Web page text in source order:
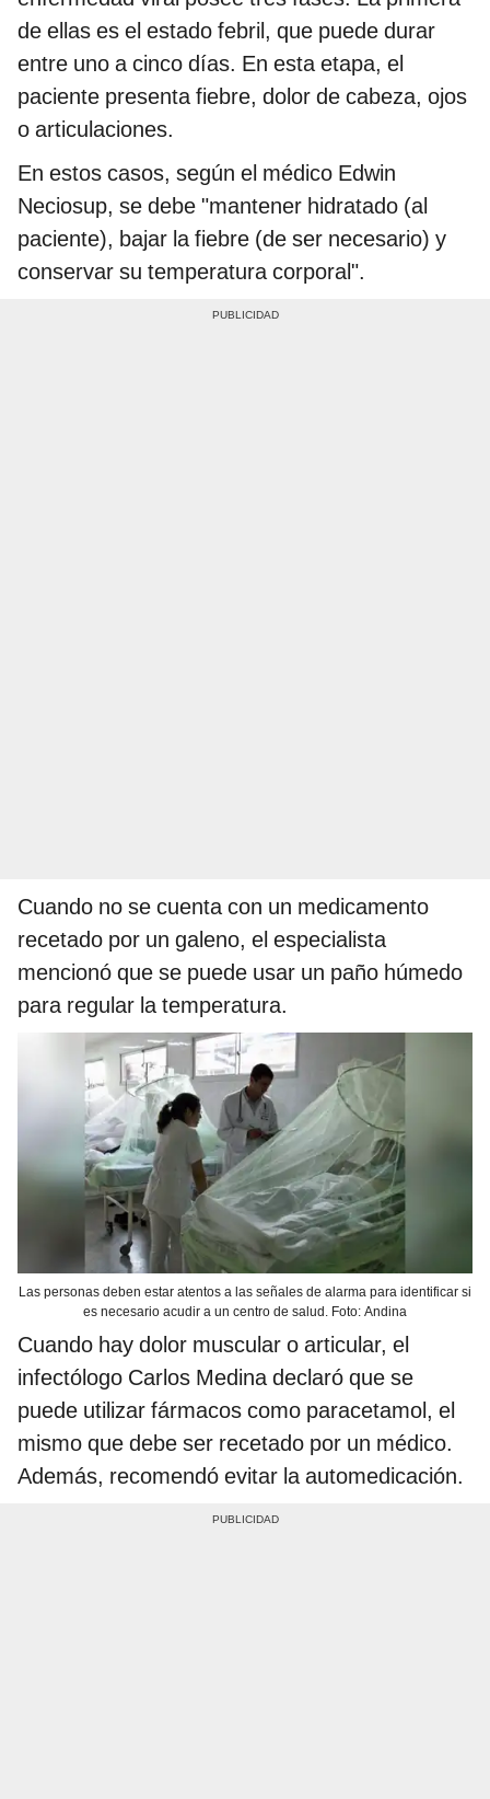
de ellas es el estado febril, que puede durar
entre uno a cinco días. En esta etapa, el
paciente presenta fiebre, dolor de cabeza, ojos
o articulaciones.
En estos casos, según el médico Edwin
Neciosup, se debe "mantener hidratado (al
paciente), bajar la fiebre (de ser necesario) y
conservar su temperatura corporal".
Cuando no se cuenta con un medicamento
recetado por un galeno, el especialista
mencionó que se puede usar un paño húmedo
para regular la temperatura.
Las personas deben estar atentos a las señales de alarma para identificar si
es necesario acudir a un centro de salud. Foto: Andina
Cuando hay dolor muscular o articular, el
infectólogo Carlos Medina declaró que se
puede utilizar fármacos como paracetamol, el
mismo que debe ser recetado por un médico.
Además, recomendó evitar la automedicación.